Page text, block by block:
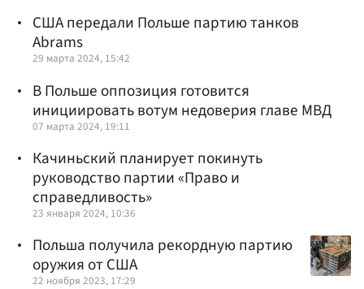
США передали Польше партию танков
Abrams
29 марта 2024, 15:42
В Польше оппозиция готовится
инициировать вотум недоверия главе МВД
07 марта 2024, 19:11
Качиньский планирует покинуть
руководство партии «Право и
справедливость»
23 января 2024, 10:36
Польша получила рекордную партию
оружия от США
22 ноября 2023, 17:29